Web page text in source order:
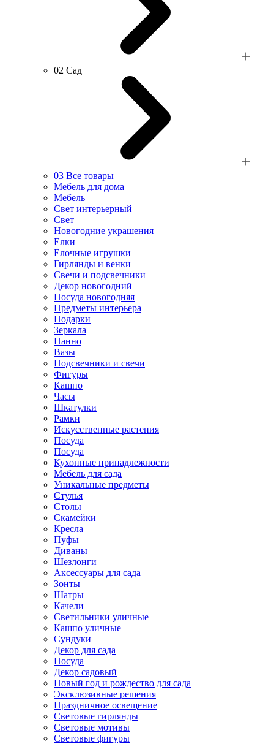
02 Сад
03 Все товары
Мебель для дома
Мебель
Свет интерьерный
Свет
Новогодние украшения
Елки
Елочные игрушки
Гирлянды и венки
Свечи и подсвечники
Декор новогодний
Посуда новогодняя
Предметы интерьера
Подарки
Зеркала
Панно
Вазы
Подсвечники и свечи
Фигуры
Кашпо
Часы
Шкатулки
Рамки
Искусственные растения
Посуда
Посуда
Кухонные принадлежности
Мебель для сада
Уникальные предметы
Стулья
Столы
Скамейки
Кресла
Пуфы
Диваны
Шезлонги
Аксессуары для сада
Зонты
Шатры
Качели
Cветильники уличные
Кашпо уличные
Сундуки
Декор для сада
Посуда
Декор садовый
Новый год и рождество для сада
Эксклюзивные решения
Праздничное освещение
Световые гирлянды
Световые мотивы
Световые фигуры